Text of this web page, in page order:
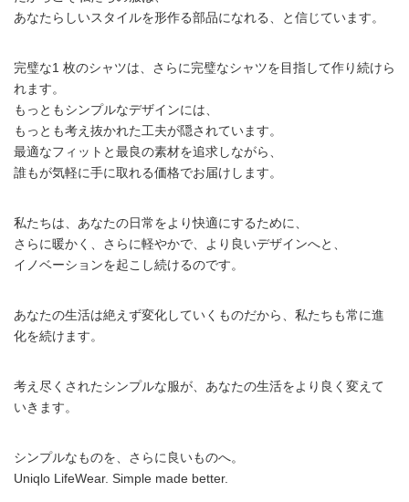
あなたらしいスタイルを形作る部品になれる、と信じています。
完璧な1 枚のシャツは、さらに完璧なシャツを目指して作り続けら
れます。
もっともシンプルなデザインには、
もっとも考え抜かれた工夫が隠されています。
最適なフィットと最良の素材を追求しながら、
誰もが気軽に手に取れる価格でお届けします。
私たちは、あなたの日常をより快適にするために、
さらに暖かく、さらに軽やかで、より良いデザインへと、
イノベーションを起こし続けるのです。
あなたの生活は絶えず変化していくものだから、私たちも常に進
化を続けます。
考え尽くされたシンプルな服が、あなたの生活をより良く変えて
いきます。
シンプルなものを、さらに良いものへ。
Uniqlo LifeWear. Simple made better.